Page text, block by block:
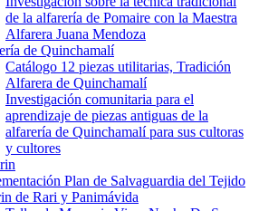
de la alfarería de Pomaire con la Maestra
Alfarera Juana Mendoza
de Quinchamalí
Catálogo 12 piezas utilitarias, Tradición
Alfarera de Quinchamalí
Investigación comunitaria para el
aprendizaje de piezas antiguas de la
alfarería de Quinchamalí para sus cultoras
y cultores
Plan de Salvaguardia del Tejido
de Rari y Panimávida